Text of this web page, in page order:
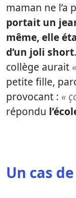
maman ne l’a
portait un
même, elle
d’un joli short
collège aurait
petite fille,
provocant : «
répondu
Un cas